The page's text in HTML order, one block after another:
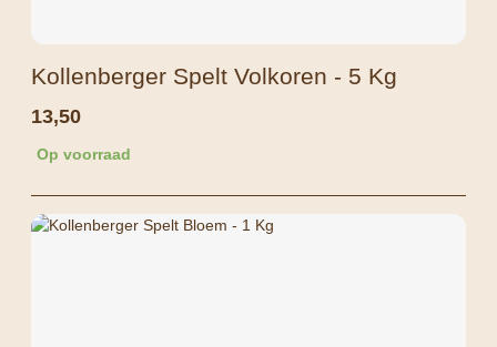
Kollenberger Spelt Volkoren - 5 Kg
13,50
Op voorraad